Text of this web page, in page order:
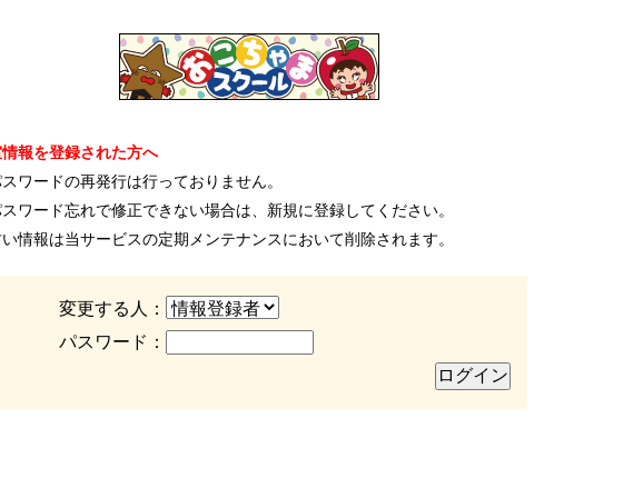
報を登録された方へ
スワードの再発行は行っておりません。
スワード忘れで修正できない場合は、新規に登録してください。
い情報は当サービスの定期メンテナンスにおいて削除されます。
変更する人：
パスワード：